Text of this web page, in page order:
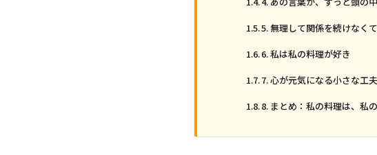
5. 無理して関係を続けなく
6. 私は私の料理が好き
7. 心が元気になる小さな工夫
8. まとめ：私の料理は、私